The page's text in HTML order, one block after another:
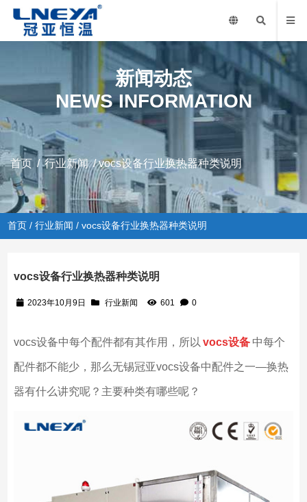
新闻动态
NEWS INFORMATION
首页 /行业新闻/ vocs设备行业换热器种类说明
首页 /行业新闻 / vocs设备行业换热器种类说明
vocs设备行业换热器种类说明
2023年10月9日 行业新闻 601 0
vocs设备中每个配件都有其作用，所以 vocs设备 中每个
配件都不能少，那么无锡冠亚vocs设备中配件之一—换热
器有什么讲究呢？主要种类有哪些呢？